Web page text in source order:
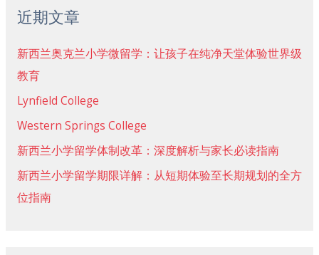
近期文章
新西兰奥克兰小学微留学：让孩子在纯净天堂体验世界级
教育
Lynfield College
Western Springs College
新西兰小学留学体制改革：深度解析与家长必读指南
新西兰小学留学期限详解：从短期体验至长期规划的全方
位指南